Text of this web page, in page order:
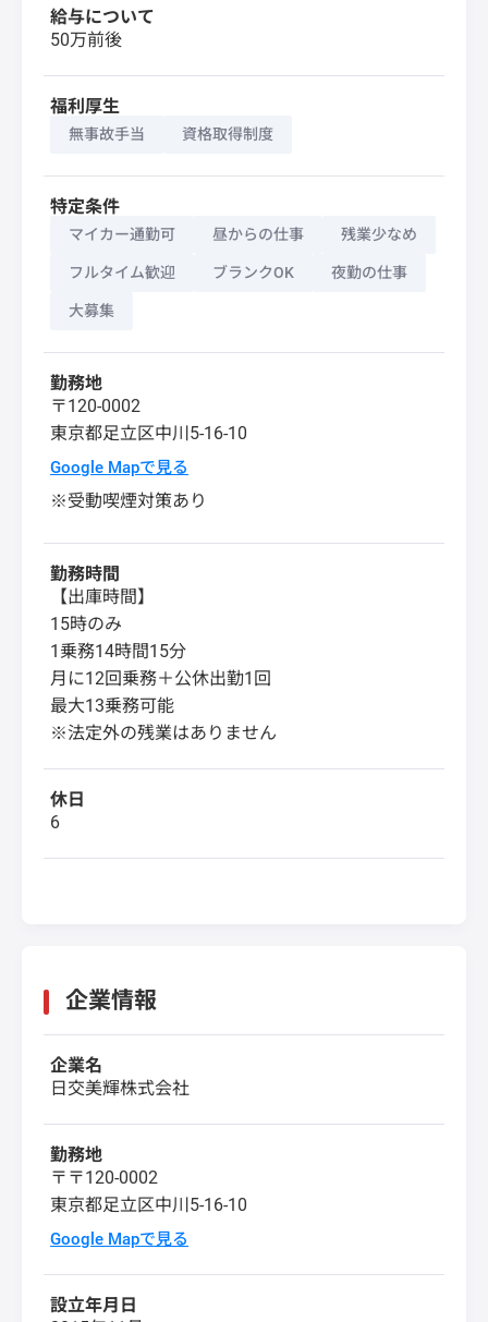
給与について
50万前後
福利厚生
無事故手当 資格取得制度
特定条件
マイカー通勤可 昼からの仕事 残業少なめ
フルタイム歓迎 ブランクOK 夜勤の仕事
大募集
勤務地
〒120-0002
東京都足立区中川5-16-10
Google Mapで見る
※受動喫煙対策あり
勤務時間
【出庫時間】
15時のみ
1乗務14時間15分
月に12回乗務＋公休出勤1回
最大13乗務可能
※法定外の残業はありません
休日
6
企業情報
企業名
日交美輝株式会社
勤務地
〒〒120-0002
東京都足立区中川5-16-10
Google Mapで見る
設立年月日